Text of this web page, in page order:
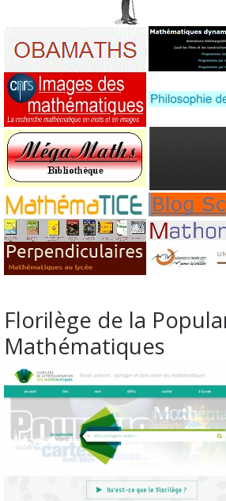
Florilège de la
Mathématiques